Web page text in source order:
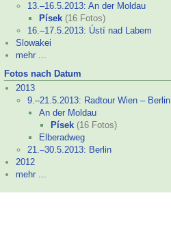
13.–16.5.2013: An der Moldau
Písek (16 Fotos)
16.–17.5.2013: Ústí nad Labem
Slowakei
mehr ...
Fotos nach Datum
2013
9.–21.5.2013: Radtour Wien – Berlin
An der Moldau
Písek (16 Fotos)
Elberadweg
21.–30.5.2013: Berlin
2012
mehr ...